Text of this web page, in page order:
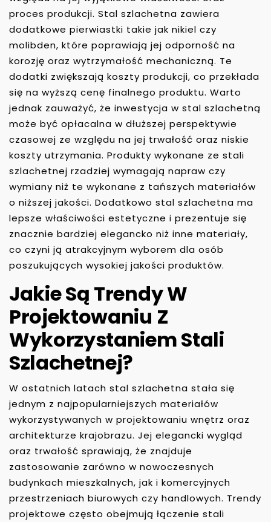
proces produkcji. Stal szlachetna zawiera
dodatkowe pierwiastki takie jak nikiel czy
molibden, które poprawiają jej odporność na
korozję oraz wytrzymałość mechaniczną. Te
dodatki zwiększają koszty produkcji, co przekłada
się na wyższą cenę finalnego produktu. Warto
jednak zauważyć, że inwestycja w stal szlachetną
może być opłacalna w dłuższej perspektywie
czasowej ze względu na jej trwałość oraz niskie
koszty utrzymania. Produkty wykonane ze stali
szlachetnej rzadziej wymagają napraw czy
wymiany niż te wykonane z tańszych materiałów
o niższej jakości. Dodatkowo stal szlachetna ma
lepsze właściwości estetyczne i prezentuje się
znacznie bardziej elegancko niż inne materiały,
co czyni ją atrakcyjnym wyborem dla osób
poszukujących wysokiej jakości produktów.
Jakie Są Trendy W
Projektowaniu Z
Wykorzystaniem Stali
Szlachetnej?
W ostatnich latach stal szlachetna stała się
jednym z najpopularniejszych materiałów
wykorzystywanych w projektowaniu wnętrz oraz
architekturze krajobrazu. Jej elegancki wygląd
oraz trwałość sprawiają, że znajduje
zastosowanie zarówno w nowoczesnych
budynkach mieszkalnych, jak i komercyjnych
przestrzeniach biurowych czy handlowych. Trendy
projektowe często obejmują łączenie stali